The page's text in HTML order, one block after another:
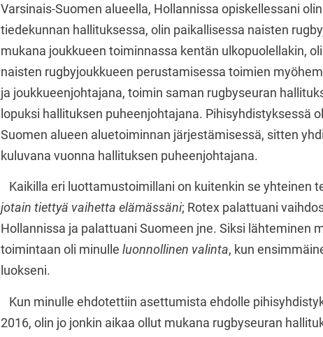
Varsinais-Suomen alueella, Hollannissa opiskellessani
tiedekunnan hallituksessa, olin paikallisessa naisten
mukana joukkueen toiminnassa kentän ulkopuolellakin,
naisten rugbyjoukkueen perustamisessa toimien
ja joukkueenjohtajana, toimin saman rugbyseuran
lopuksi hallituksen puheenjohtajana. Pihisyhdistyksessä
Suomen alueen aluetoiminnan järjestämisessä, sitten
kuluvana vuonna hallituksen puheenjohtajana.
Kaikilla eri luottamustoimillani on kuitenkin se yhteinen
jotain tiettyä vaihetta elämässäni; Rotex palattuani
Hollannissa ja palattuani Suomeen jne. Siksi lähteminen
toimintaan oli minulle luonnollinen valinta, kun
luokseni.
Kun minulle ehdotettiin asettumista ehdolle
2016, olin jo jonkin aikaa ollut mukana rugbyseuran